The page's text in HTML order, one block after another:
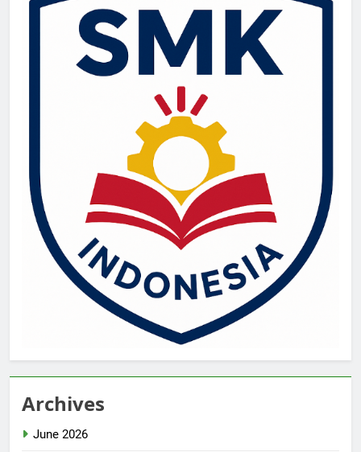
Archives
June 2026